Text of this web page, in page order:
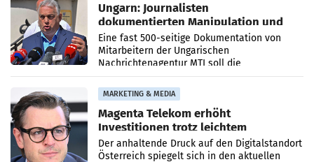
Ungarn: Journalisten
dokumentierten Manipulation und
Zensur
Eine fast 500-seitige Dokumentation von
Mitarbeitern der Ungarischen
Nachrichtenagentur MTI soll die
systematische Nachrichten-Manipulation und
Zensur bei der Agentur während der Zeit
MARKETING & MEDIA
Magenta Telekom erhöht
Investitionen trotz leichtem
Umsatzrückgang
Der anhaltende Druck auf den Digitalstandort
Österreich spiegelt sich in den aktuellen